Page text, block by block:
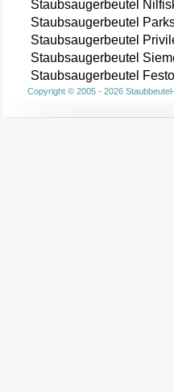
Staubsaugerbeutel
Staubsaugerbeutel
Staubsaugerbeutel
Staubsaugerbeutel
Staubsaugerbeutel
Copyright © 2005 - 2026